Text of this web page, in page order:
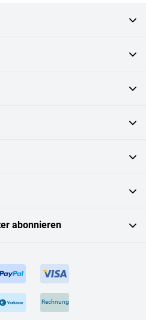
Rechnung
abonnieren